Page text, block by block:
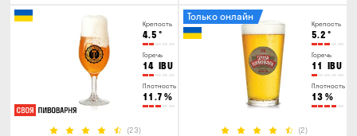
Крепость
4.5 °
Горечь
14 IBU
Плотность
11.7 %
(23)
Крепость
5.2 °
Горечь
11 IBU
Плотность
13 %
(2)
Только онлайн